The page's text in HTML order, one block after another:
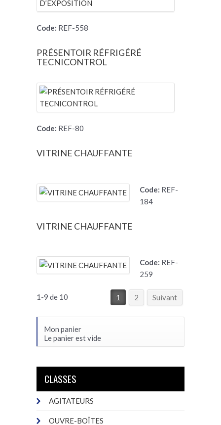
Code: REF-558
PRÉSENTOIR RÉFRIGÉRÉ
TECNICONTROL
Code: REF-80
VITRINE CHAUFFANTE
Code: REF-
184
VITRINE CHAUFFANTE
Code: REF-
259
1-9 de 10 1 2 Suivant
Mon panier
Le panier est vide
CLASSES
AGITATEURS
OUVRE-BOÎTES